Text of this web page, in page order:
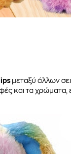
μεταξύ άλλων
και τα